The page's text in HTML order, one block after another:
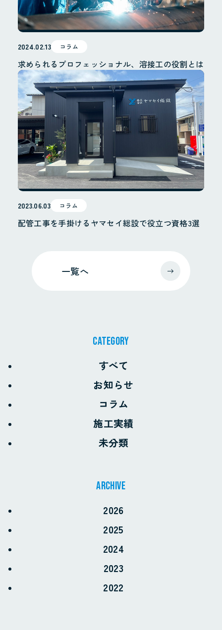
2024.02.13 コラム
求められるプロフェッショナル、溶接工の役割とは
2023.06.03 コラム
配管工事を手掛けるヤマセイ総設で役立つ資格3選
一覧へ
CATEGORY
すべて
お知らせ
コラム
施工実績
未分類
archive
2026
2025
2024
2023
2022